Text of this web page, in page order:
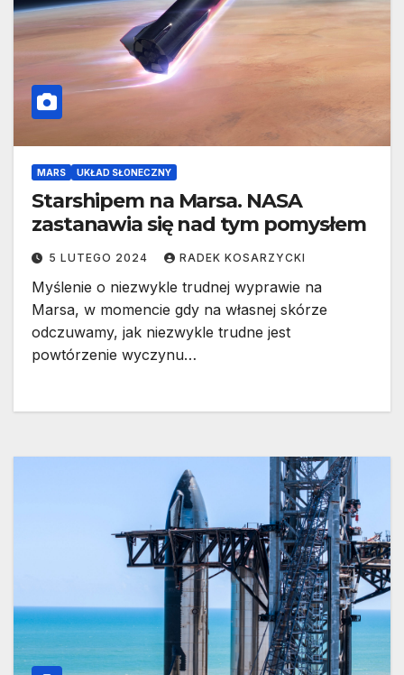
MARS UKŁAD SŁONECZNY
Starshipem na Marsa. NASA
zastanawia się nad tym pomysłem
5 LUTEGO 2024 RADEK KOSARZYCKI
Myślenie o niezwykle trudnej wyprawie na
Marsa, w momencie gdy na własnej skórze
odczuwamy, jak niezwykle trudne jest
powtórzenie wyczynu…